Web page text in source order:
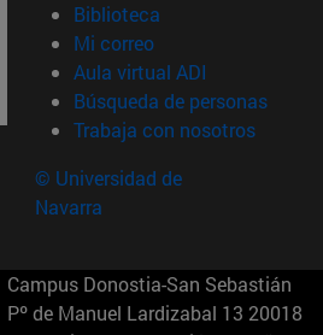
Biblioteca (abre en nueva
Mi correo(abre en nueva
Aula virtual ADI (abre en
Búsqueda de personas(abre
Trabaja con nosotros(abre
© Universidad de
Navarra
Campus Donostia-San Sebastián
Pº de Manuel Lardizabal 13 20018